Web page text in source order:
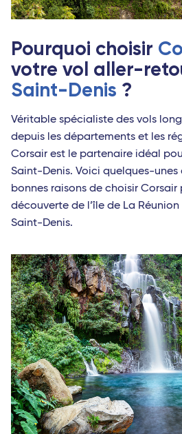
Palerme
Bari
Rome Fiumicino
Brindisi
Pourquoi choisir
votre vol aller-
Saint-Denis ?
Véritable spécialiste des vols
depuis les départements et les
Corsair est le partenaire idéal
Saint-Denis. Voici quelques-unes
bonnes raisons de choisir
découverte de l’île de La
Saint-Denis.